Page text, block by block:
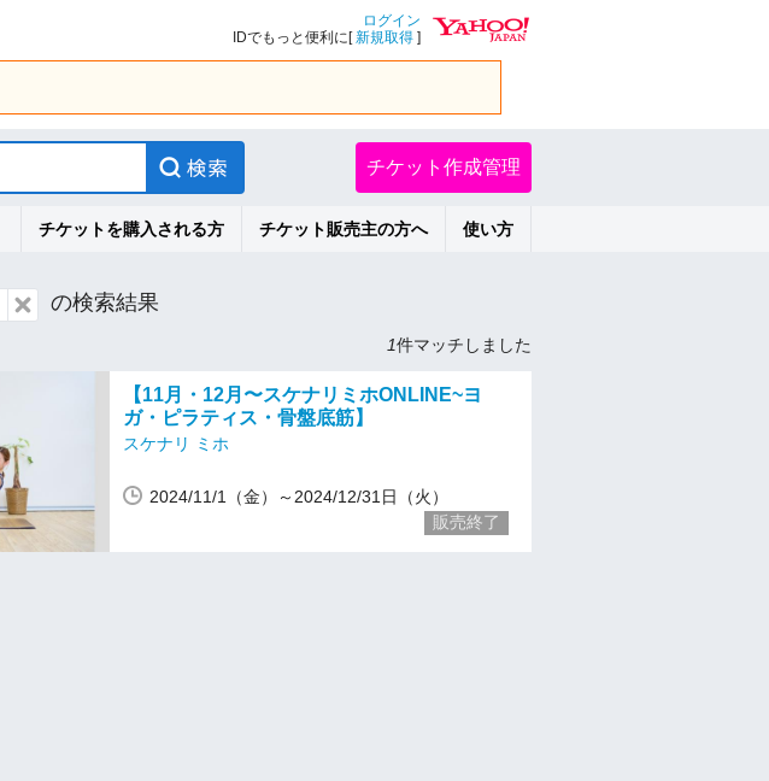
ログイン
IDでもっと便利に[新規取得 ]
チケット作成管理
チケットを購入される方 チケット販売主の方へ 使い方
の検索結果
1件マッチしました
【11月・12月〜スケナリミホONLINE~ヨ
ガ・ピラティス・骨盤底筋】
スケナリ ミホ
2024/11/1（金）～2024/12/31日（火）
販売終了